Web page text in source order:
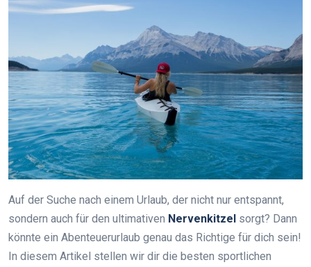
Auf der Suche nach einem Urlaub, der nicht nur entspannt,
sondern auch für den ultimativen Nervenkitzel sorgt? Dann
könnte ein Abenteuerurlaub genau das Richtige für dich sein!
In diesem Artikel stellen wir dir die besten sportlichen